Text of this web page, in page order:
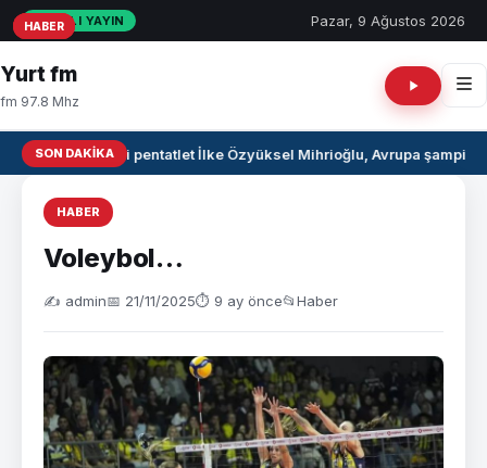
CANLI YAYIN Pazar, 9 Ağustos 2026
Yurt fm
fm 97.8 Mhz
SON DAKIKAMilli pentatlet İlke Özyüksel Mihrioğlu, Avrupa
HABER
Voleybol…
✍️ admin📅 21/11/2025⏱ 9 ay önce📂Haber
HABER
HABER
HABER